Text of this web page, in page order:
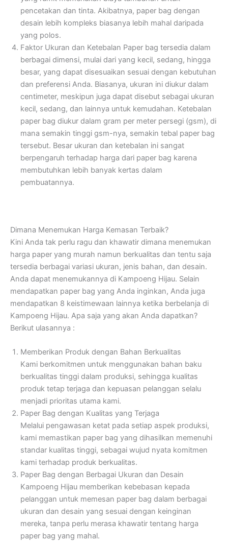
pencetakan dan tinta. Akibatnya, paper bag dengan
desain lebih kompleks biasanya lebih mahal daripada
yang polos.
Faktor Ukuran dan Ketebalan Paper bag tersedia dalam
berbagai dimensi, mulai dari yang kecil, sedang, hingga
besar, yang dapat disesuaikan sesuai dengan kebutuhan
dan preferensi Anda. Biasanya, ukuran ini diukur dalam
centimeter, meskipun juga dapat disebut sebagai ukuran
kecil, sedang, dan lainnya untuk kemudahan. Ketebalan
paper bag diukur dalam gram per meter persegi (gsm), di
mana semakin tinggi gsm-nya, semakin tebal paper bag
tersebut. Besar ukuran dan ketebalan ini sangat
berpengaruh terhadap harga dari paper bag karena
membutuhkan lebih banyak kertas dalam
pembuatannya.
Dimana Menemukan Harga Kemasan Terbaik?
Kini Anda tak perlu ragu dan khawatir dimana menemukan
harga paper yang murah namun berkualitas dan tentu saja
tersedia berbagai variasi ukuran, jenis bahan, dan desain.
Anda dapat menemukannya di Kampoeng Hijau. Selain
mendapatkan paper bag yang Anda inginkan, Anda juga
mendapatkan 8 keistimewaan lainnya ketika berbelanja di
Kampoeng Hijau. Apa saja yang akan Anda dapatkan?
Berikut ulasannya :
Memberikan Produk dengan Bahan Berkualitas
Kami berkomitmen untuk menggunakan bahan baku
berkualitas tinggi dalam produksi, sehingga kualitas
produk tetap terjaga dan kepuasan pelanggan selalu
menjadi prioritas utama kami.
Paper Bag dengan Kualitas yang Terjaga
Melalui pengawasan ketat pada setiap aspek produksi,
kami memastikan paper bag yang dihasilkan memenuhi
standar kualitas tinggi, sebagai wujud nyata komitmen
kami terhadap produk berkualitas.
Paper Bag dengan Berbagai Ukuran dan Desain
Kampoeng Hijau memberikan kebebasan kepada
pelanggan untuk memesan paper bag dalam berbagai
ukuran dan desain yang sesuai dengan keinginan
mereka, tanpa perlu merasa khawatir tentang harga
paper bag yang mahal.